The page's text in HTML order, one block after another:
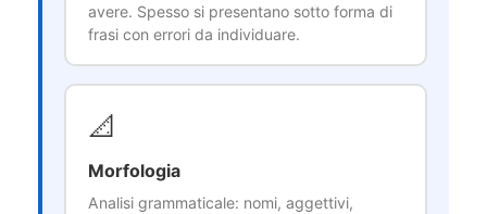
avere. Spesso si presentano sotto forma di
frasi con errori da individuare.
📐
Morfologia
Analisi grammaticale: nomi, aggettivi,